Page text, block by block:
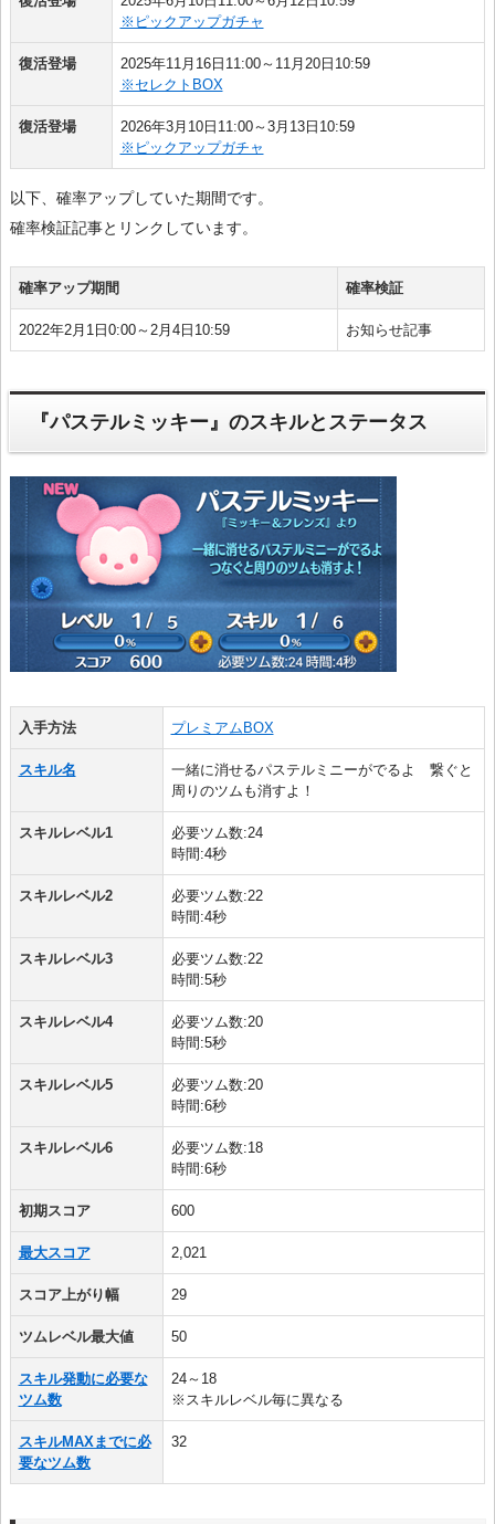
※ピックアップガチャ
復活登場
2025年11月16日11:00～11月20日10:59
※セレクトBOX
復活登場
2026年3月10日11:00～3月13日10:59
※ピックアップガチャ
以下、確率アップしていた期間です。
確率検証記事とリンクしています。
確率アップ期間 確率検証
2022年2月1日0:00～2月4日10:59 お知らせ記事
『パステルミッキー』のスキルとステータス
入手方法 プレミアムBOX
スキル名
一緒に消せるパステルミニーがでるよ 繋ぐと
周りのツムも消すよ！
スキルレベル1
必要ツム数:24
時間:4秒
スキルレベル2
必要ツム数:22
時間:4秒
スキルレベル3
必要ツム数:22
時間:5秒
スキルレベル4
必要ツム数:20
時間:5秒
スキルレベル5
必要ツム数:20
時間:6秒
スキルレベル6
必要ツム数:18
時間:6秒
初期スコア 600
最大スコア 2,021
スコア上がり幅 29
ツムレベル最大値 50
スキル発動に必要な
ツム数
24～18
※スキルレベル毎に異なる
スキルMAXまでに必
要なツム数
32